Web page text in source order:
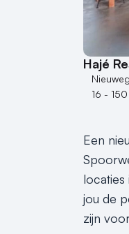
Hajé
16 -
Een
jou de
zijn